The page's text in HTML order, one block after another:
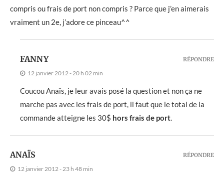
compris ou frais de port non compris ? Parce que j’en aimerais
vraiment un 2e, j’adore ce pinceau^^
FANNY
12 janvier 2012 - 20 h 02 min
Coucou Anaïs, je leur avais posé la question et non ça ne
marche pas avec les frais de port, il faut que le total de la
commande atteigne les 30$ hors frais de port.
RÉPONDRE
ANAÏS
12 janvier 2012 - 23 h 48 min
RÉPONDRE